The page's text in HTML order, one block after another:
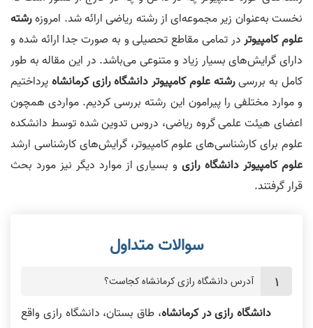
نخست به‌عنوان زیر مجموعه‌ای از رشته‌ ریاضی ارائه شد. امروزهرشته
علوم کامپیوتردر تمامی مقاطع تحصیلی و به صورت جدا ارائه شده و
دارای گرایش‌های بسیار زیاد و متنوعی می‌باشد. در این مقاله به طور
کامل به بررسیرشته علوم کامپیوتر دانشگاه رازی کرمانشاهپرداختیم
و موارد مختلفی را پیرامون این رشته بررسی کردیم. مواردی همچون
اعضای هیئت علمی گروه ریاضی، دروس تدوین شده توسط دانشکده
علوم برای کارشناسی‌های علوم کامپیوتر، گرایش‌های کارشناسی ارشد
علوم کامپیوتر دانشگاه رازیو بسیاری از موارد دیگر نیز مورد بحث
قرار گرفتند.
آدرس دانشگاه رازی کرمانشاه کجاست؟
دانشگاه رازی در کرمانشاه، طاق بستان، دانشگاه رازی واقع